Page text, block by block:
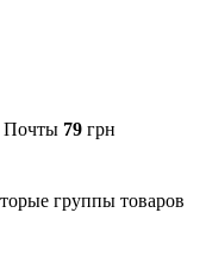
Почты 79 грн
группы товаров